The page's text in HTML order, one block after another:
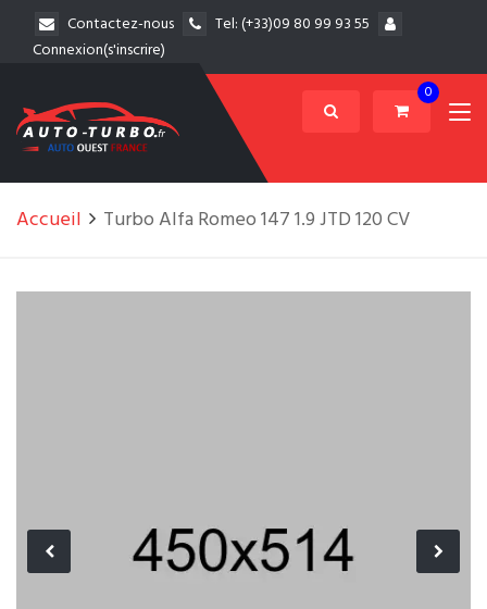
Contactez-nous Tel:(+33)09 80 99 93 55
Connexion(s'inscrire)
0
Accueil Turbo Alfa Romeo 147 1.9 JTD 120 CV